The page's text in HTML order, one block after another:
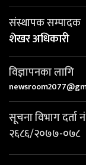
संस्थापक सम्पादक
शेखर अधिकारी
विज्ञापनका लागि
सूचना विभाग दर्ता
२६८६/२०७७-०७८